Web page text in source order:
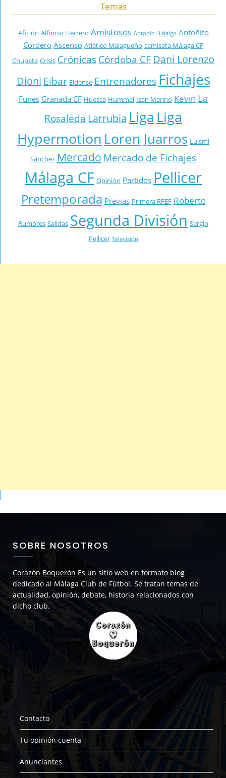
Temas
Afición Alfonso Herrero Amistosos Antonio Hidalgo Antoñito
CorderoAscenso Atlético Malagueño camiseta Málaga CF
Chupete Crisis Crónicas Córdoba CF Dani Lorenzo
Dioni Eibar Eldense Entrenadores Fichajes
Funes Granada CF Huesca Hummel Izan Merino Kevin La
Rosaleda Larrubia Liga Liga
Hypermotion Loren Juarros Luismi
Sánchez Mercado Mercado de Fichajes
Málaga CF Opinión Partidos Pellicer
Pretemporada Previas Primera RFEF Roberto
Rumores Salidas Segunda División Sergio
Pellicer Televisión
SOBRE NOSOTROS
Corazón Boquerón Es un sitio web en formato blog
dedicado al Málaga Club de Fútbol. Se tratan temas de
actualidad, opinión, debate, historia relacionados con
dicho club.
Contacto
Tu opinión cuenta
Anunciantes